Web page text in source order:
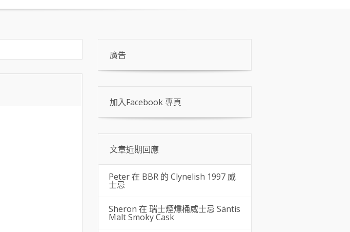
廣告
加入Facebook 專頁
文章近期回應
Peter 在 BBR 的 Clynelish 1997 威
士忌
Sheron 在 瑞士煙燻桶威士忌 Säntis
Malt Smoky Cask